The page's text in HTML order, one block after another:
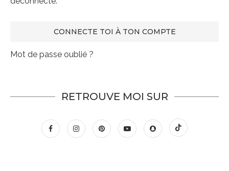
Mot de passe oublié ?
RETROUVE MOI SUR